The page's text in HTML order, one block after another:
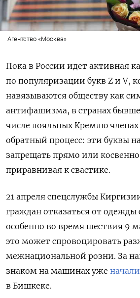
Агентство «Москва»
Пока в России идет активная
по популяризации букв Z и V,
навязываются обществу как
антифашизма, в странах
числе лояльных Кремлю
обратный процесс: эти буквы
запрещать прямо или
приравнивая к свастике.
21 апреля спецслужбы
граждан отказаться от
особенно во время шествия 9
это может спровоцировать
межнациональной розни. За
знаком на машинах уже начали
в Бишкеке.